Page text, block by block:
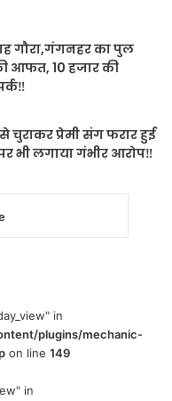
गौरा,गंगनहर का पुल
आफत, 10 हजार की
चुराकर प्रेमी संग फरार हुई
भी लगाया गंभीर आरोप‼️
in
plugins/mechanic-
on line 149
in